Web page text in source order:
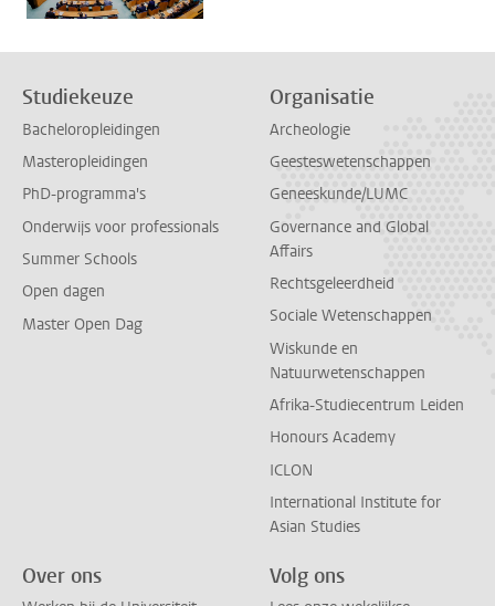
Studiekeuze
Bacheloropleidingen
Masteropleidingen
PhD-programma's
Onderwijs voor professionals
Summer Schools
Open dagen
Master Open Dag
Organisatie
Archeologie
Geesteswetenschappen
Geneeskunde/LUMC
Governance and Global
Affairs
Rechtsgeleerdheid
Sociale Wetenschappen
Wiskunde en
Natuurwetenschappen
Afrika-Studiecentrum Leiden
Honours Academy
ICLON
International Institute for
Asian Studies
Over ons Volg ons